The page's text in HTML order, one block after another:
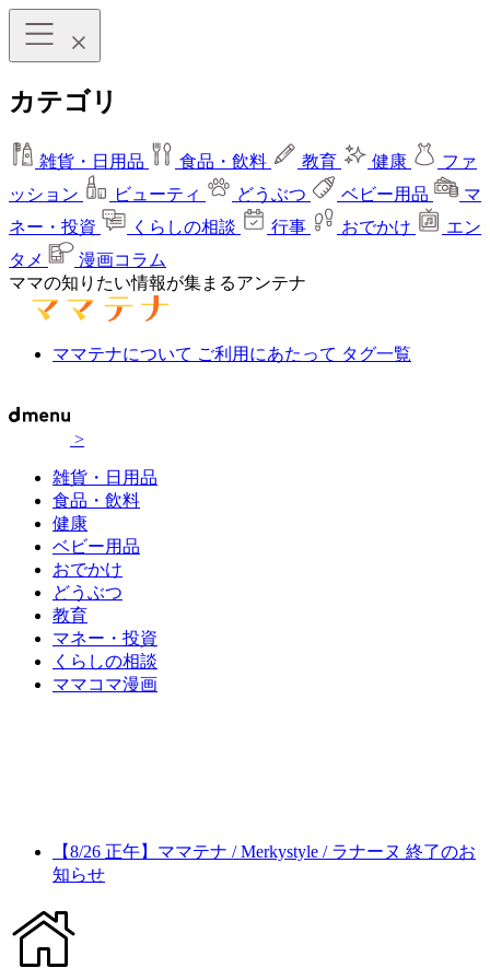
カテゴリ
雑貨・日用品 食品・飲料 教育 健康
ファ
ッション
ビューティ どうぶつ ベビー用品
マ
ネー・投資
くらしの相談 行事 おでかけ
エン
タメ
漫画コラム
ママの知りたい情報が集まるアンテナ
ママテナについて ご利用にあたって タグ一覧
>
雑貨・日用品
食品・飲料
健康
ベビー用品
おでかけ
どうぶつ
教育
マネー・投資
くらしの相談
ママコマ漫画
【8/26 正午】ママテナ / Merkystyle / ラナーヌ 終了のお
知らせ